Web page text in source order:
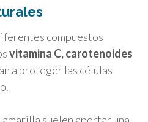
compuestos
vitamina C, carotenoides
a proteger las células